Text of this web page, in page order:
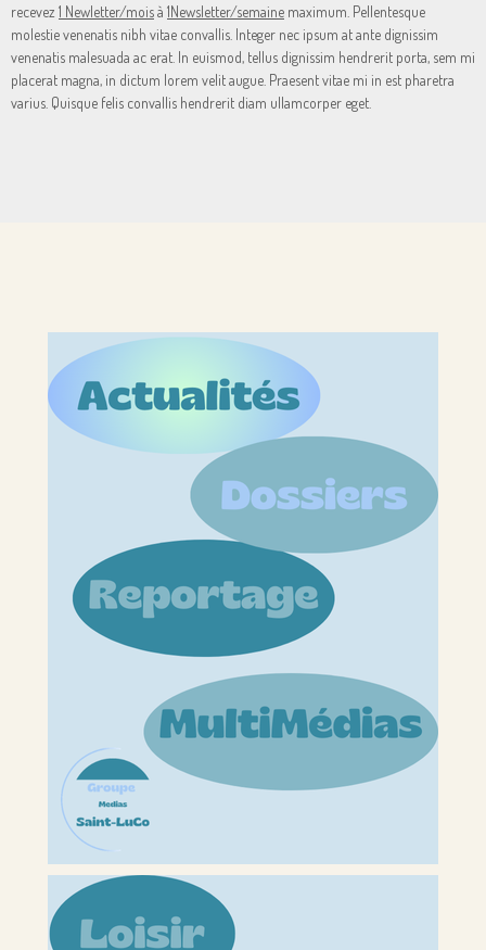
recevez 1 Newletter/moisà 1Newsletter/semaine maximum. Pellentesque
molestie venenatis nibh vitae convallis. Integer nec ipsum at ante dignissim
venenatis malesuada ac erat. In euismod, tellus dignissim hendrerit porta, sem mi
placerat magna, in dictum lorem velit augue. Praesent vitae mi in est pharetra
varius. Quisque felis convallis hendrerit diam ullamcorper eget.